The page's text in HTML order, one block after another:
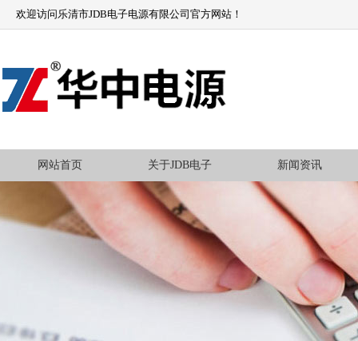
欢迎访问乐清市JDB电子电源有限公司官方网站！
网站首页 关于JDB电子 新闻资讯